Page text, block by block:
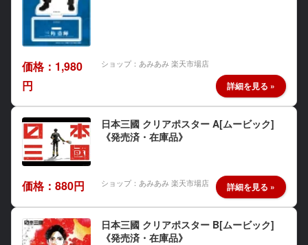
価格：1,980
円
ショップ：あみあみ 楽天市場店
日本三國 クリアポスター A[ムービック]
《発売済・在庫品》
価格：880円 ショップ：あみあみ 楽天市場店
日本三國 クリアポスター B[ムービック]
《発売済・在庫品》